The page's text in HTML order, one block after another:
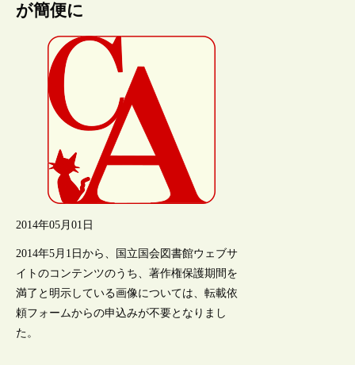
が簡便に
2014年05月01日
2014年5月1日から、国立国会図書館ウェブサ
イトのコンテンツのうち、著作権保護期間を
満了と明示している画像については、転載依
頼フォームからの申込みが不要となりまし
た。